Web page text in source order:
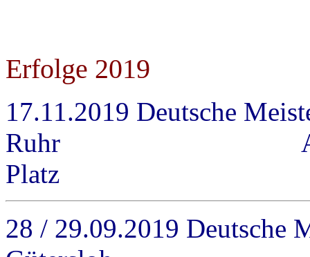
Erfolge 2019
17.11.2019 Deutsche
Ruhr Adults /
Platz
28 / 29.09.2019 Deutsche